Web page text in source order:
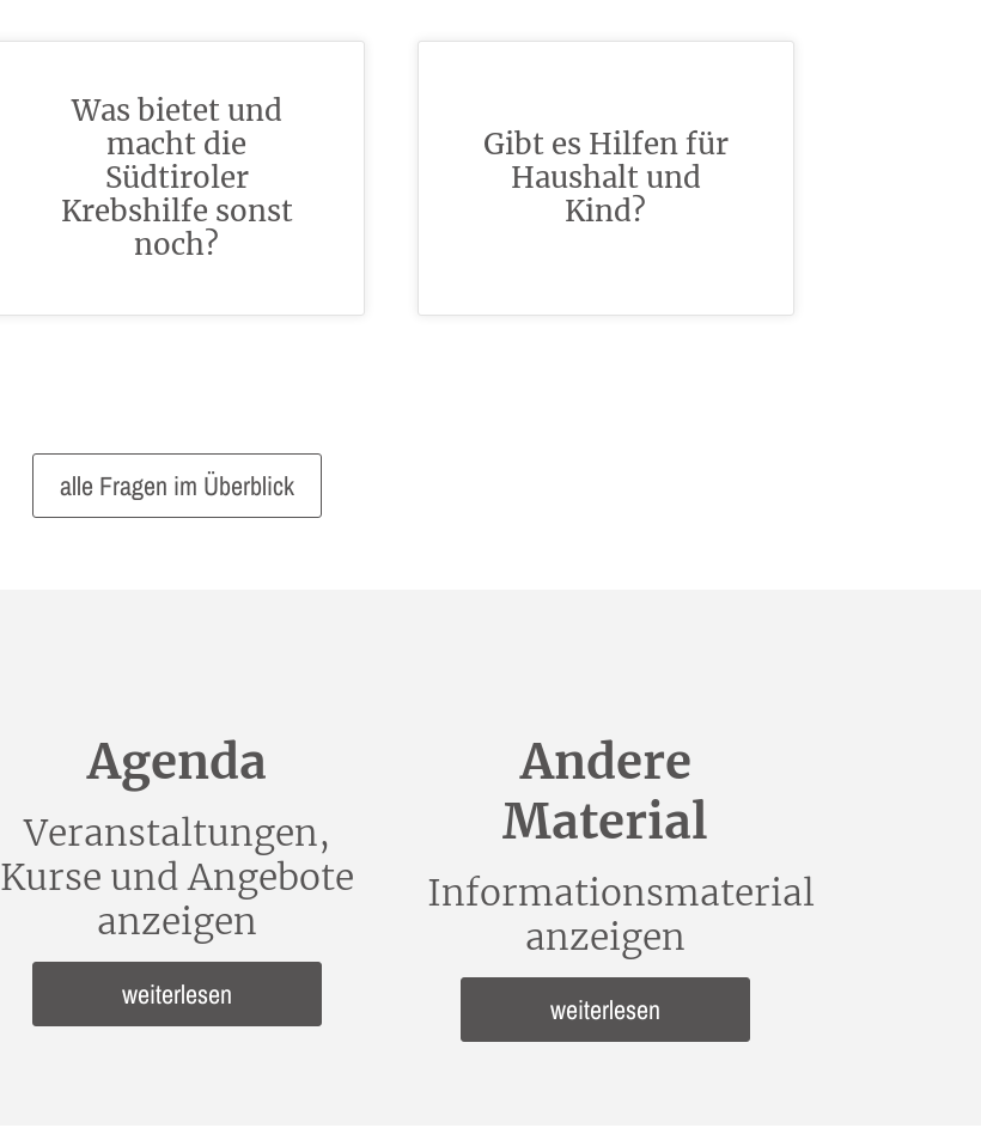
Was bietet und
macht die
Südtiroler
Krebshilfe sonst
noch?
Gibt es Hilfen für
Haushalt und
Kind?
alle Fragen im Überblick
Agenda
Veranstaltungen,
Kurse und Angebote
anzeigen
weiterlesen
Andere
Material
Informationsmaterial
anzeigen
weiterlesen